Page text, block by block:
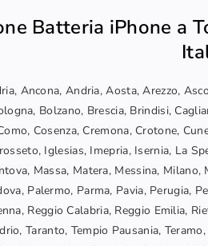
Batteria iPhone a
Ancona, Andria, Aosta, Arezzo,
Bolzano, Brescia, Brindisi,
Cosenza, Cremona, Crotone,
Iglesias, Imepria, Isernia, La
Massa, Matera, Messina,
Palermo, Parma, Pavia, Perugia,
Reggio Calabria, Reggio Emilia,
Taranto, Tempio Pausania,